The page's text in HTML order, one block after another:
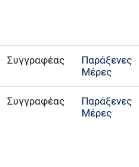
Συγγραφέας
Παράξενες
Μέρες
Συγγραφέας
Παράξενες
Μέρες